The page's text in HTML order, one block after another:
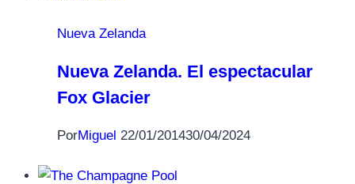
Nueva Zelanda
Nueva Zelanda. El espectacular
Fox Glacier
PorMiguel 22/01/201430/04/2024